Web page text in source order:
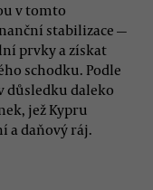
v tomto
stabilizace —
prvky a získat
schodku. Podle
důsledku daleko
jež Kypru
a daňový ráj.